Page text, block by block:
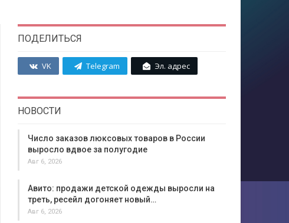
ПОДЕЛИТЬСЯ
VK Telegram Эл. адрес
НОВОСТИ
Число заказов люксовых товаров в России
выросло вдвое за полугодие
Авг 6, 2026
Авито: продажи детской одежды выросли на
треть, ресейл догоняет новый…
Авг 6, 2026